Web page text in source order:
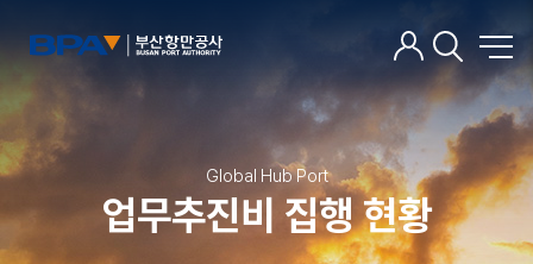
Global Hub Port
업무추진비 집행 현황
윤리경영 자가진단
부정/위법행위 제보
갑질근거 가이드라인